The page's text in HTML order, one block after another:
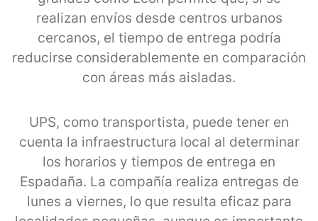
realizan envíos desde centros urbanos
cercanos, el tiempo de entrega podría
reducirse considerablemente en comparación
con áreas más aisladas.
UPS, como transportista, puede tener en
cuenta la infraestructura local al determinar
los horarios y tiempos de entrega en
Espadaña. La compañía realiza entregas de
lunes a viernes, lo que resulta eficaz para